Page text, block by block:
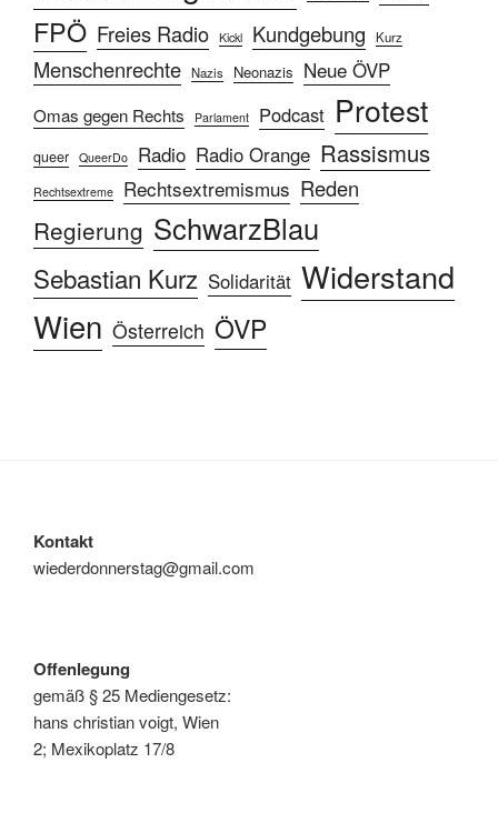
FPÖ Freies Radio Kickl Kundgebung Kurz
Menschenrechte Nazis Neonazis Neue ÖVP
Omas gegen Rechts Parlament Podcast Protest
queer QueerDo Radio Radio Orange Rassismus
Rechtsextreme Rechtsextremismus Reden
Regierung SchwarzBlau
Sebastian Kurz Solidarität Widerstand
Wien Österreich ÖVP
Kontakt
wiederdonnerstag@gmail.com
Offenlegung
gemäß § 25 Mediengesetz:
hans christian voigt, Wien
2; Mexikoplatz 17/8